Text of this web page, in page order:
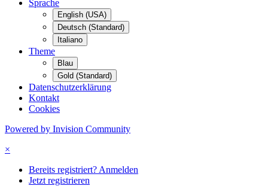
Sprache
English (USA)
Deutsch (Standard)
Italiano
Theme
Blau
Gold (Standard)
Datenschutzerklärung
Kontakt
Cookies
Powered by Invision Community
×
Bereits registriert? Anmelden
Jetzt registrieren